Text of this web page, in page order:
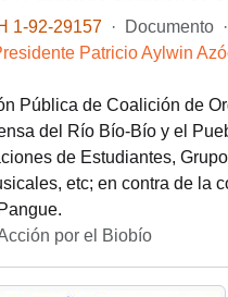
1-92-29157 · Documento ·
Patricio Aylwin
Pública de Coalición de
del Río Bío-Bío y el
de Estudiantes,
etc; en contra de la
por el Biobío